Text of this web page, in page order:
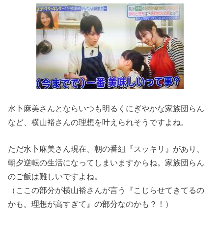
水卜麻美さんとならいつも明るくにぎやかな家族団らん
など、横山裕さんの理想を叶えられそうですよね。
ただ水卜麻美さん現在、朝の番組『スッキリ』があり、
朝夕逆転の生活になってしまいますからね。家族団らん
のご飯は難しいですよね。
（ここの部分が横山裕さんが言う『こじらせてきてるの
かも。理想が高すぎて』の部分なのかも？！）